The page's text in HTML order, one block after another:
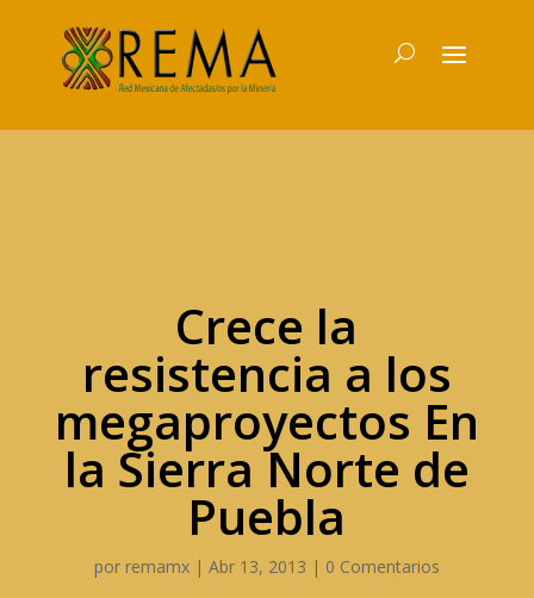
Crece la
resistencia a los
megaproyectos En
la Sierra Norte de
Puebla
por remamx| Abr 13, 2013 | 0 Comentarios